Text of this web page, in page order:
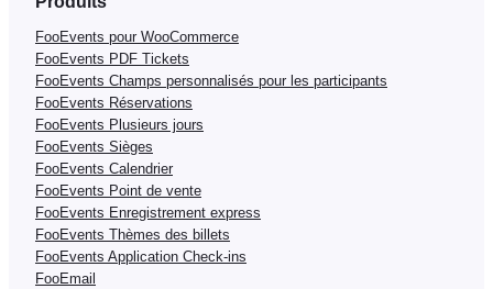
FooEvents pour WooCommerce
FooEvents PDF Tickets
FooEvents Champs personnalisés pour les participants
FooEvents Réservations
FooEvents Plusieurs jours
FooEvents Sièges
FooEvents Calendrier
FooEvents Point de vente
FooEvents Enregistrement express
FooEvents Thèmes des billets
FooEvents Application Check-ins
FooEmail